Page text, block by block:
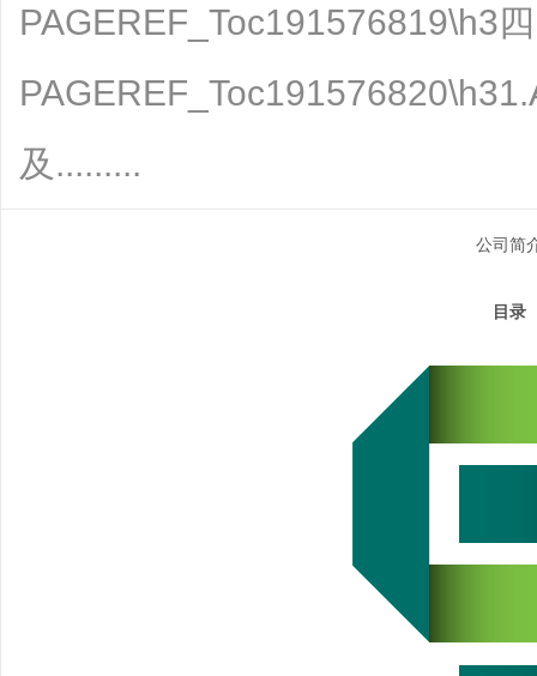
PAGEREF_Toc191576819\h3
及.........
公司简
目录